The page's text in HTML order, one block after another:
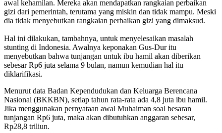
awal kehamilan. Mereka akan mendapatkan rangkaian perbaikan
gizi dari pemerintah, terutama yang miskin dan tidak mampu. Meski
dia tidak menyebutkan rangkaian perbaikan gizi yang dimaksud.
Hal ini dilakukan, tambahnya, untuk menyelesaikan masalah
stunting di Indonesia. Awalnya keponakan Gus-Dur itu
menyebutkan bahwa tunjangan untuk ibu hamil akan diberikan
sebesar Rp6 juta selama 9 bulan, namun kemudian hal itu
diklarifikasi.
Menurut data Badan Kependudukan dan Keluarga Berencana
Nasional (BKKBN), setiap tahun rata-rata ada 4,8 juta ibu hamil.
Jika menggunakan pernyataan awal Muhaiman soal besaran
tunjangan Rp6 juta, maka akan dibutuhkan anggaran sebesar,
Rp28,8 triliun.